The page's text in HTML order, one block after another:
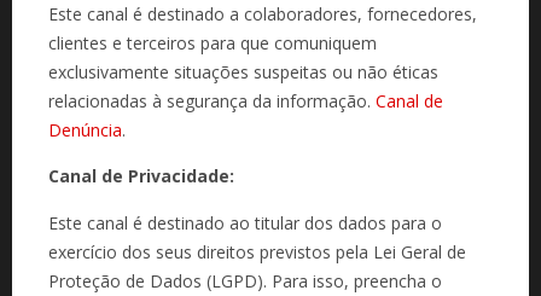
Este canal é destinado a colaboradores, fornecedores,
clientes e terceiros para que comuniquem
exclusivamente situações suspeitas ou não éticas
relacionadas à segurança da informação. Canal de
Denúncia.
Canal de Privacidade:
Este canal é destinado ao titular dos dados para o
exercício dos seus direitos previstos pela Lei Geral de
Proteção de Dados (LGPD). Para isso, preencha o